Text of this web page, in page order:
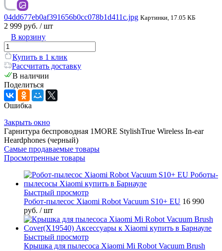
04dd677eb0af391656b0cc078b1d411c.jpg Картинки, 17.05 КБ
2 999 руб. / шт
В корзину
Купить в 1 клик
Рассчитать доставку
В наличии
Поделиться
Ошибка
Закрыть окно
Гарнитура беспроводная 1MORE StylishTrue Wireless In-ear
Heardphones (черный)
Самые продаваемые товары
Просмотренные товары
Быстрый просмотр
Робот-пылесос Xiaomi Robot Vacuum S10+ EU 16 990
руб. / шт
Быстрый просмотр
Крышка для пылесоса Xiaomi Mi Robot Vacuum Brush